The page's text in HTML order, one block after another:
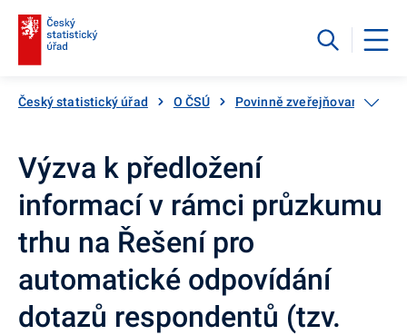
Český statistický úřad O ČSÚ Povinně zveřejňované
Výzva k předložení
informací v rámci průzkumu
trhu na Řešení pro
automatické odpovídání
dotazů respondentů (tzv.